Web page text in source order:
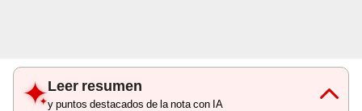
Leer resumen
y puntos destacados de la nota con IA